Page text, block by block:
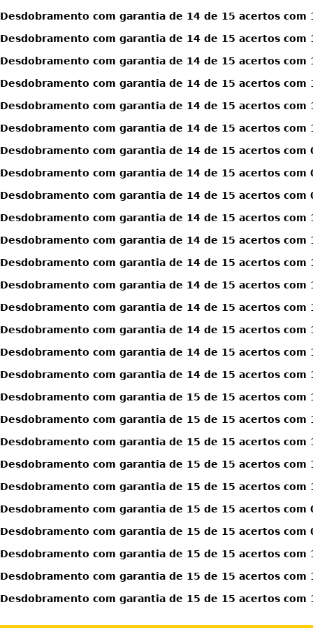
Desdobramento com garantia de 14 de 15 acertos com
Desdobramento com garantia de 14 de 15 acertos com
Desdobramento com garantia de 14 de 15 acertos com
Desdobramento com garantia de 14 de 15 acertos com
Desdobramento com garantia de 14 de 15 acertos com
Desdobramento com garantia de 14 de 15 acertos com
Desdobramento com garantia de 14 de 15 acertos com
Desdobramento com garantia de 14 de 15 acertos com
Desdobramento com garantia de 14 de 15 acertos com
Desdobramento com garantia de 14 de 15 acertos com
Desdobramento com garantia de 14 de 15 acertos com
Desdobramento com garantia de 14 de 15 acertos com
Desdobramento com garantia de 14 de 15 acertos com
Desdobramento com garantia de 14 de 15 acertos com
Desdobramento com garantia de 14 de 15 acertos com
Desdobramento com garantia de 14 de 15 acertos com
Desdobramento com garantia de 14 de 15 acertos com
Desdobramento com garantia de 15 de 15 acertos com
Desdobramento com garantia de 15 de 15 acertos com
Desdobramento com garantia de 15 de 15 acertos com
Desdobramento com garantia de 15 de 15 acertos com
Desdobramento com garantia de 15 de 15 acertos com
Desdobramento com garantia de 15 de 15 acertos com
Desdobramento com garantia de 15 de 15 acertos com
Desdobramento com garantia de 15 de 15 acertos com
Desdobramento com garantia de 15 de 15 acertos com
Desdobramento com garantia de 15 de 15 acertos com